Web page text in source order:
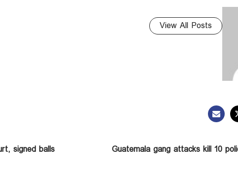
View All Posts
Guatemala gang attacks kill 10
signed balls